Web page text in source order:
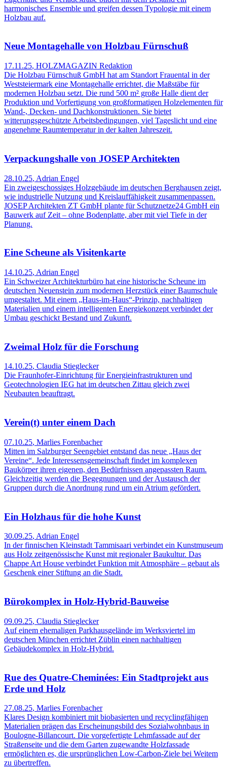
harmonisches Ensemble und greifen dessen Typologie mit einem
Holzbau auf.
Neue Montagehalle von Holzbau Fürnschuß
17.11.25, HOLZMAGAZIN Redaktion
Die Holzbau Fürnschuß GmbH hat am Standort Frauental in der
Weststeiermark eine Montagehalle errichtet, die Maßstäbe für
modernen Holzbau setzt. Die rund 500 m² große Halle dient der
Produktion und Vorfertigung von großformatigen Holzelementen für
Wand-, Decken- und Dachkonstruktionen. Sie bietet
witterungsgeschützte Arbeitsbedingungen, viel Tageslicht und eine
angenehme Raumtemperatur in der kalten Jahreszeit.
Verpackungshalle von JOSEP Architekten
28.10.25, Adrian Engel
Ein zweigeschossiges Holzgebäude im deutschen Berghausen zeigt,
wie industrielle Nutzung und Kreislauffähigkeit zusammenpassen.
JOSEP Architekten ZT GmbH plante für Schutznetze24 GmbH ein
Bauwerk auf Zeit – ohne Bodenplatte, aber mit viel Tiefe in der
Planung.
Eine Scheune als Visitenkarte
14.10.25, Adrian Engel
Ein Schweizer Architekturbüro hat eine historische Scheune im
deutschen Neuenstein zum modernen Herzstück einer Baumschule
umgestaltet. Mit einem „Haus-im-Haus“-Prinzip, nachhaltigen
Materialien und einem intelligenten Energiekonzept verbindet der
Umbau geschickt Bestand und Zukunft.
Zweimal Holz für die Forschung
14.10.25, Claudia Stieglecker
Die Fraunhofer-Einrichtung für Energieinfrastrukturen und
Geotechnologien IEG hat im deutschen Zittau gleich zwei
Neubauten beauftragt.
Verein(t) unter einem Dach
07.10.25, Marlies Forenbacher
Mitten im Salzburger Seengebiet entstand das neue „Haus der
Vereine“. Jede Inter­essens­gemeinschaft findet im komplexen
Baukör­per ihren eigenen, den Bedürfnissen angepassten Raum.
Gleichzeitig werden die Begegnungen und der Austausch der
Gruppen durch die Anordnung rund um ein Atrium gefördert.
Ein Holzhaus für die hohe Kunst
30.09.25, Adrian Engel
In der finnischen Kleinstadt Tammisaari verbindet ein Kunstmuseum
aus Holz zeitgenössische Kunst mit regionaler Baukultur. Das
Chappe Art House verbindet Funktion mit Atmosphäre – gebaut als
Geschenk einer Stiftung an die Stadt.
Bürokomplex in Holz-Hybrid-Bauweise
09.09.25, Claudia Stieglecker
Auf einem ehemaligen Parkhausgelände im Werksviertel im
deutschen München errichtet Züblin einen nachhaltigen
Gebäudekomplex in Holz-Hybrid.
Rue des Quatre-Cheminées: Ein Stadtprojekt aus
Erde und Holz
27.08.25, Marlies Forenbacher
Klares Design kombiniert mit biobasierten und recyclingfähigen
Materialien prägen das Erscheinungs­bild des Sozialwohnbaus in
Boulogne-Billancourt. Die vorgefertigte Lehmfassade auf der
Straßenseite und die dem Garten zugewandte Holzfassade
ermöglichten es, die ursprünglichen Low-Carbon-Ziele bei Weitem
zu übertreffen.